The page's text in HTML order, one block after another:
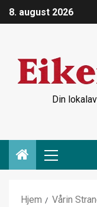
8. august 2026
Din
Hjem Vårin